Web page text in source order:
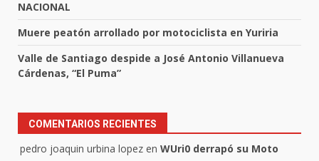
NACIONAL
Muere peatón arrollado por motociclista en Yuriria
Valle de Santiago despide a José Antonio Villanueva
Cárdenas, “El Puma”
COMENTARIOS RECIENTES
pedro joaquin urbina lopez en WUri0 derrapó su Moto